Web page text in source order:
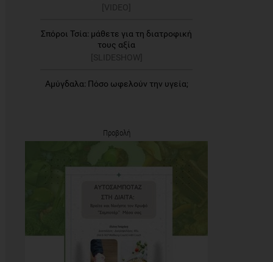
[VIDEO]
Σπόροι Τσία: μάθετε για τη διατροφική
τους αξία
[SLIDESHOW]
Αμύγδαλα: Πόσο ωφελούν την υγεία;
Προβολή